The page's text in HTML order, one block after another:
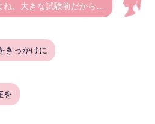
ね、大きな試験前だから…
きっかけに
を